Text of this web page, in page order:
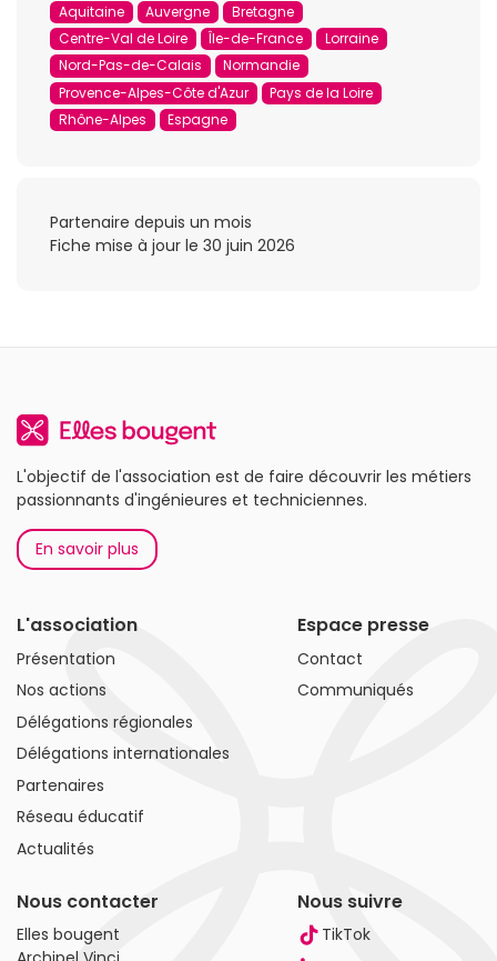
Aquitaine Auvergne
Bretagne
Centre-Val de Loire
Île-de-France
Lorraine
Nord-Pas-de-Calais
Normandie
Provence-Alpes-Côte d'Azur
Pays de la Loire
Rhône-Alpes
Espagne
Partenaire depuis un mois
Fiche mise à jour le 30 juin 2026
L'objectif de l'association est de faire découvrir les métiers
passionnants d'ingénieures et techniciennes.
En savoir plus
L'association
Présentation
Nos actions
Délégations régionales
Délégations internationales
Partenaires
Réseau éducatif
Actualités
Espace presse
Contact
Communiqués
Nous contacter
Elles bougent
Nous suivre
TikTok